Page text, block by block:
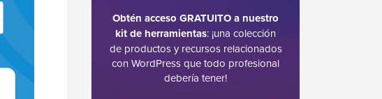
Obtén acceso GRATUITO a nuestro
kit de herramientas: ¡una colección
de productos y recursos relacionados
con WordPress que todo profesional
debería tener!